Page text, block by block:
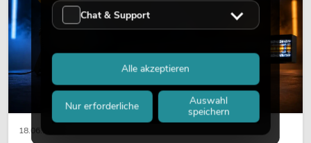
18.06.2026
Chat & Support
Nur erforderliche
Auswahl
speichern
Alle akzeptieren